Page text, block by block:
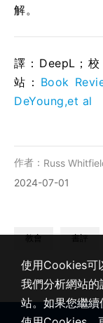
解。
譯：DeepL；
站： Book
DeYoung,et al
作者： Russ
2024-07-01
教會 書評
使用Cookies可
我們分析網站
站。如果您繼